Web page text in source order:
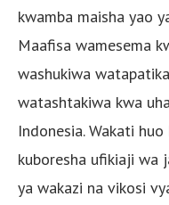
kwamba maisha yao
Maafisa wamesema
washukiwa
watashtakiwa kwa
Indonesia. Wakati
kuboresha ufikiaji wa
ya wakazi na vikosi